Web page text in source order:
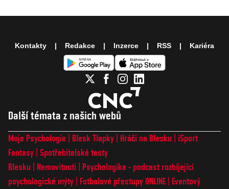
Další témata z našich webů
Moje Psychologie Blesk Tlapky Hráči na Blesku
iSport
Fantasy Spotřebitelské testy
Blesku
Nemovitosti
Psychologika - podcast rozbíjející
psychologické mýty
Fotbalové přestupy ONLINE
Eventový
Kontakty Redakce Inzerce RSS Kariéra